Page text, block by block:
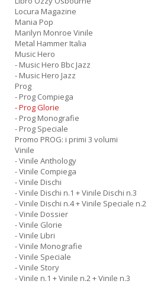
Locura Magazine
Mania Pop
Marilyn Monroe Vinile
Metal Hammer Italia
Music Hero
- Music Hero Bbc Jazz
- Music Hero Jazz
Prog
- Prog Compiega
- Prog Glorie
- Prog Monografie
- Prog Speciale
Promo PROG: i primi 3 volumi
Vinile
- Vinile Anthology
- Vinile Compiega
- Vinile Dischi
- Vinile Dischi n.1 + Vinile Dischi n.3
- Vinile Dischi n.4 + Vinile Speciale n.2
- Vinile Dossier
- Vinile Glorie
- Vinile Libri
- Vinile Monografie
- Vinile Speciale
- Vinile Story
- Vinile n.1 + Vinile n.2 + Vinile n.3